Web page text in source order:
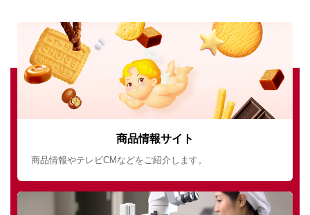
商品情報サイト
商品情報やテレビCMなどをご紹介します。